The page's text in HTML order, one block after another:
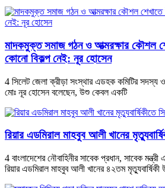
মাদকমুক্ত সমাজ গঠন ও আত্মরক্ষার কৌশল
কোনো বিকল্প নেই: নূর হোসেন
4 সিলেট জেলা ক্রীড়া সংস্থার এডহক কমিটির সদস্য
মোঃ নূর হোসেন বলেছেন, উশু কেবল একটি
রিয়ার এডমিরাল মাহবুব আলী খানের
4 বাংলাদেশের নৌবাহিনীর সাবেক প্রধান, সাবেক
রিয়ার এডমিরাল মাহবুব আলী খানের ৪২তম মৃত্যুবার্ষিকী